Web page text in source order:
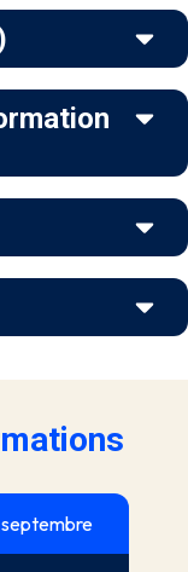
septembre